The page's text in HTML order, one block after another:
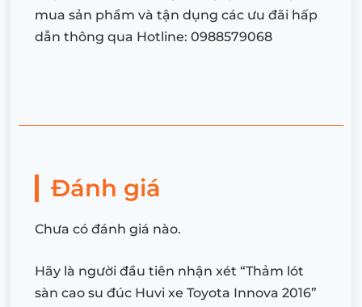
mua sản phẩm và tận dụng các ưu đãi hấp
dẫn thông qua Hotline: 0988579068
Đánh giá
Chưa có đánh giá nào.
Hãy là người đầu tiên nhận xét “Thảm lót
sàn cao su đúc Huvi xe Toyota Innova 2016”